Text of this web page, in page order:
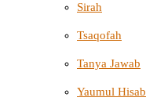
Sirah
Tsaqofah
Tanya Jawab
Yaumul Hisab